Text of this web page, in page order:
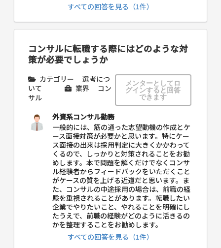
すべての回答を見る（1件）
コンサルに転職する際にはどのような対
策が必要でしょうか
カテゴリー
選考につ
いて
業界
コン
サル
メンターとしてロ
グインすると回答
できます
外資系コンサル勤務
一般的には、筋の通った志望動機の作成とケ
ース面接対策が必要かと思います。特にケー
ス面接の出来は採用判定に大きくかかわって
くるので、しっかりと対策されることをお勧
めします。本で問題を解くだけでなくコンサ
ル経験者からフィードバックをいただくこと
がケースの質を上げる近道だと思います。ま
た、コンサルの中途採用の場合は、前職の経
験を重視されることがあります。転職したい
企業でやりたいこと、やれることを明確にし
たうえで、前職の経験がどのように活きるの
かを整理することをお勧めします。
すべての回答を見る（1件）